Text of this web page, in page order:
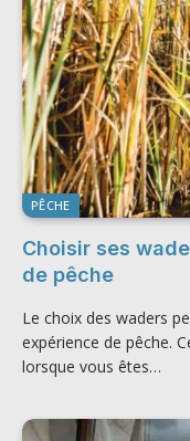
PÊCHE
Choisir ses
de pêche
Le choix des waders
expérience de pêche.
lorsque vous êtes…